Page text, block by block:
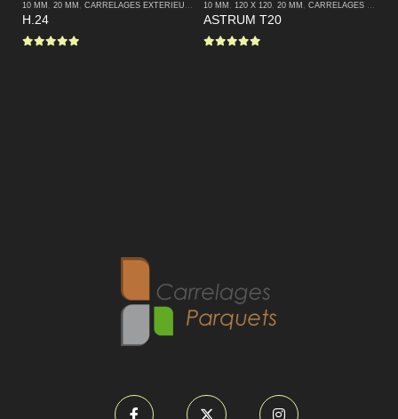
10 MM , 20 MM , CARRELAGES EXTERIEURS CARRELAGES INTERIEURS,MODERNE
H.24
10 MM , 120 X 120, 20 MM , CARRELAGES EXTERIEURS
ASTRUM T20